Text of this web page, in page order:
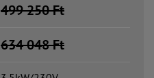
499 250Ft
634 048Ft